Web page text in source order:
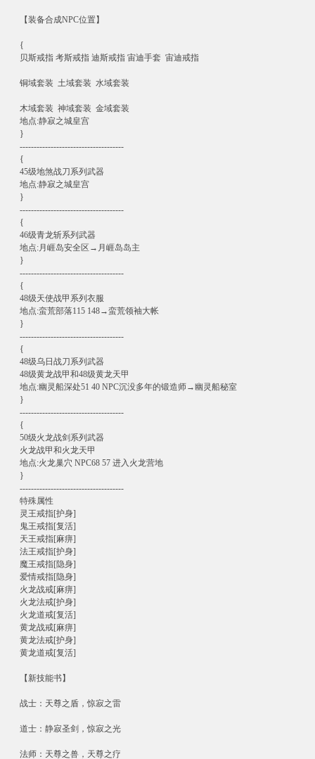
【装备合成NPC位置】
{
贝斯戒指 考斯戒指 迪斯戒指 宙迪手套 宙迪戒指
铜域套装 土域套装 水域套装
木域套装 神域套装 金域套装
地点:静寂之城皇宫
}
-------------------------------------
{
45级地煞战刀系列武器
地点:静寂之城皇宫
}
-------------------------------------
{
46级青龙斩系列武器
地点:月崕岛安全区→月崕岛岛主
}
-------------------------------------
{
48级天使战甲系列衣服
地点:蛮荒部落115 148→蛮荒领袖大帐
}
-------------------------------------
{
48级乌日战刀系列武器
48级黄龙战甲和48级黄龙天甲
地点:幽灵船深处51 40 NPC沉没多年的锻造师→幽灵船秘室
}
-------------------------------------
{
50级火龙战剑系列武器
火龙战甲和火龙天甲
地点:火龙巢穴 NPC68 57 进入火龙营地
}
-------------------------------------
特殊属性
灵王戒指[护身]
鬼王戒指[复活]
天王戒指[麻痹]
法王戒指[护身]
魔王戒指[隐身]
爱情戒指[隐身]
火龙战戒[麻痹]
火龙法戒[护身]
火龙道戒[复活]
黄龙战戒[麻痹]
黄龙法戒[护身]
黄龙道戒[复活]
【新技能书】
战士：天尊之盾，惊寂之雷
道士：静寂圣剑，惊寂之光
法师：天尊之兽，天尊之疗